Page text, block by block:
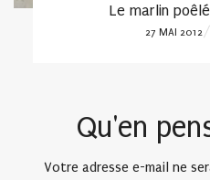
Le marlin
POSTED
27 MAI 2012
Qu'en
Votre adresse e-mail ne